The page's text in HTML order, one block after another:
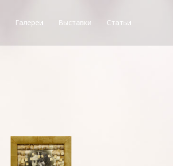
Галереи Выставки Статьи